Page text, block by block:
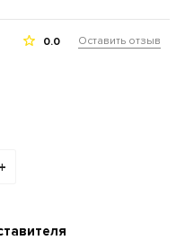
0.0 Оставить отзыв
+